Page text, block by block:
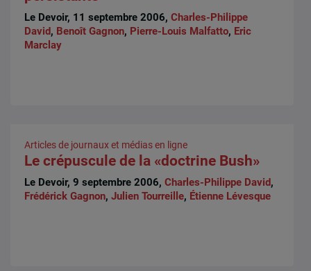
Le Devoir, 11 septembre 2006,Charles-Philippe
David, Benoît Gagnon, Pierre-Louis Malfatto, Eric
Marclay
Articles de journaux et médias en ligne
Le crépuscule de la «doctrine Bush»
Le Devoir, 9 septembre 2006,Charles-Philippe David,
Frédérick Gagnon,Julien Tourreille, Étienne Lévesque